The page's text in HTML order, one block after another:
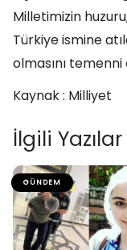
Milletimizin
Türkiye ismine
olmasını
Kaynak : Milliyet
İlgili Yazılar
GÜNDEM